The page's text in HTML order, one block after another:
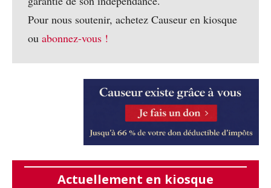
Pour nous soutenir, achetez Causeur en kiosque
ou abonnez-vous !
Actuellement en kiosque